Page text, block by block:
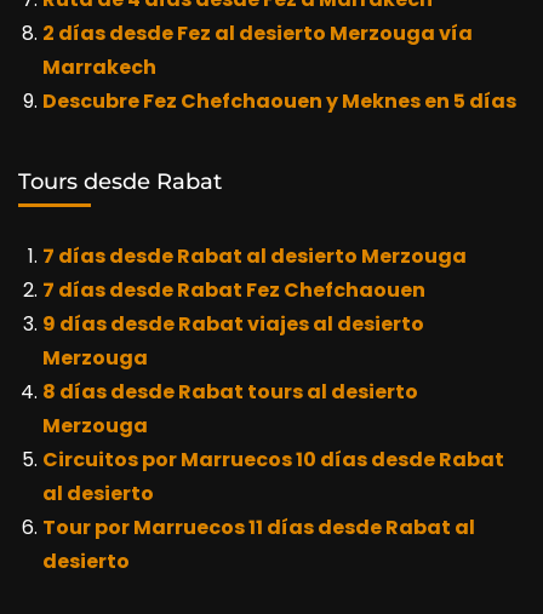
2 días desde Fez al desierto Merzouga vía
Marrakech
Descubre Fez Chefchaouen y Meknes en 5 días
Tours desde Rabat
7 días desde Rabat al desierto Merzouga
7 días desde Rabat Fez Chefchaouen
9 días desde Rabat viajes al desierto
Merzouga
8 días desde Rabat tours al desierto
Merzouga
Circuitos por Marruecos 10 días desde Rabat
al desierto
Tour por Marruecos 11 días desde Rabat al
desierto